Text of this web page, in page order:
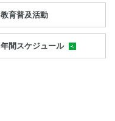
教育普及活動
年間スケジュール